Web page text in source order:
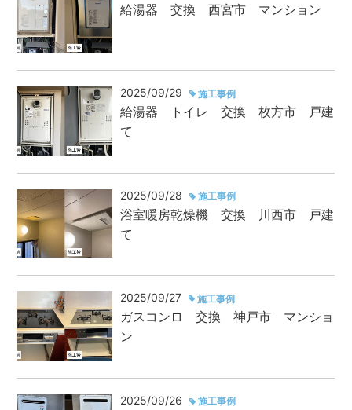
給湯器 交換 西宮市 マンション
2025/09/29 施工事例
給湯器 トイレ 交換 枚方市 戸建
て
2025/09/28 施工事例
浴室暖房乾燥機 交換 川西市 戸建
て
2025/09/27 施工事例
ガスコンロ 交換 神戸市 マンショ
ン
2025/09/26 施工事例